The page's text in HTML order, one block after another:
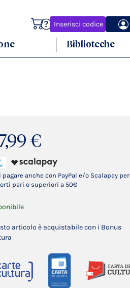
Inserisci codice
Carrello
Biblioteche
€
pagare anche con PayPal e/o Scalapay per
pari o superiori a 50€
articolo è acquistabile con i Bonus